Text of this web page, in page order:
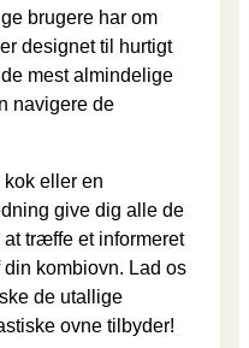
brugere har om
designet til hurtigt
mest almindelige
navigere de
kok eller en
give dig alle de
træffe et informeret
kombiovn. Lad os
de utallige
ovne tilbyder!